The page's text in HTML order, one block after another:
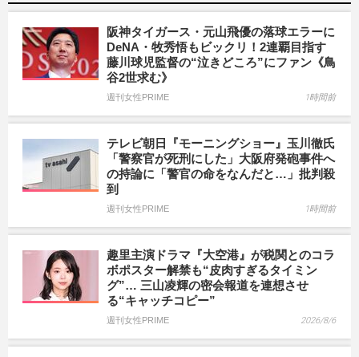
阪神タイガース・元山飛優の落球エラーに
DeNA・牧秀悟もビックリ！2連覇目指す
藤川球児監督の“泣きどころ”にファン《鳥
谷2世求む》
週刊女性PRIME 1時間前
テレビ朝日『モーニングショー』玉川徹氏
「警察官が死刑にした」大阪府発砲事件へ
の持論に「警官の命をなんだと…」批判殺
到
週刊女性PRIME 1時間前
趣里主演ドラマ『大空港』が税関とのコラ
ボポスター解禁も“皮肉すぎるタイミン
グ”… 三山凌輝の密会報道を連想させ
る“キャッチコピー”
週刊女性PRIME 2026/8/6